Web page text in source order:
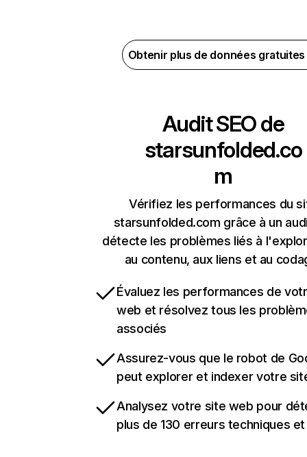
Obtenir plus de données
Audit SEO de
starsunfolded.co
m
Vérifiez les performances du
starsunfolded.com grâce à un
détecte les problèmes liés à
au contenu, aux liens et au
Évaluez les performances de
web et résolvez tous les
associés
Assurez-vous que le robot de
peut explorer et indexer votre
Analysez votre site web pour
plus de 130 erreurs techniques et